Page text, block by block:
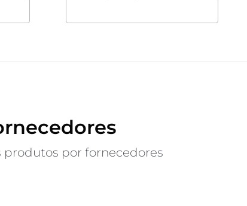
produtos por fornecedores